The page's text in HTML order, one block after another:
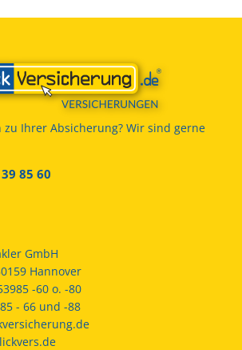
zu Ihrer Absicherung? Wir sind gerne
85 60
GmbH
Hannover
-60 o. -80
- 66 und -88